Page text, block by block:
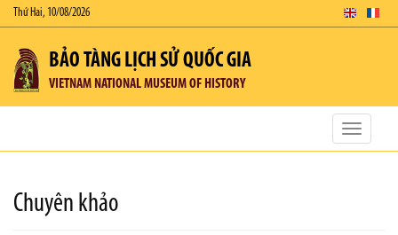
Thứ Hai, 10/08/2026
BẢO TÀNG LỊCH SỬ QUỐC GIA
VIETNAM NATIONAL MUSEUM OF HISTORY
Toggle
Chuyên khảo